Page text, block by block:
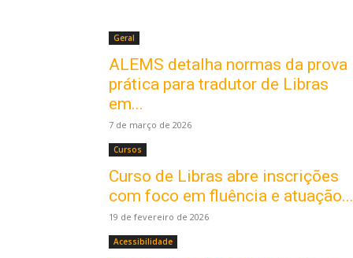
Geral
ALEMS detalha normas da prova
prática para tradutor de Libras
em...
7 de março de 2026
Cursos
Curso de Libras abre inscrições
com foco em fluência e atuação...
19 de fevereiro de 2026
Acessibilidade